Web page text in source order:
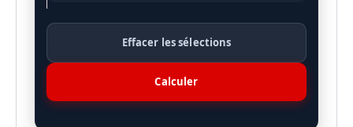
Effacer les sélections
Calculer